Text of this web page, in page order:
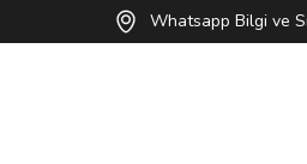
Whatsapp Bilgi ve